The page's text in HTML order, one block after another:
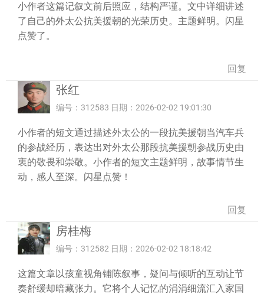
小作者这篇记叙文前后照应，结构严谨。文中详细讲述
了自己的外太公抗美援朝的光荣历史。主题鲜明。闪星
点赞了。
回复
张红
编号：312583 日期：2026-02-02 19:01:30
小作者的短文通过描述外太公的一段抗美援朝当汽车兵
的参战经历，表达出对外太公那段抗美援朝参战历史由
衷的敬畏和崇敬。小作者的短文主题鲜明，故事情节生
动，感人至深。闪星点赞！
回复
房桂梅
编号：312582 日期：2026-02-02 18:18:42
这篇文章以孩童视角铺陈叙事，疑问与倾听的互动让节
奏舒缓却暗藏张力。它将个人记忆的涓涓细流汇入家国